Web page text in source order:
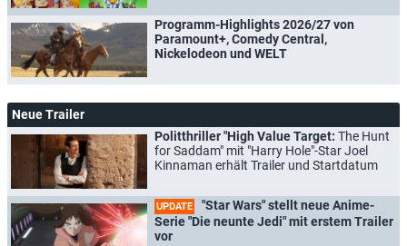
Programm-Highlights 2026/27 von
Paramount+, Comedy Central,
Nickelodeon und WELT
Neue Trailer
Politthriller "High Value Target: The Hunt
for Saddam" mit "Harry Hole"-Star Joel
Kinnaman erhält Trailer und Startdatum
UPDATE
"Star Wars" stellt neue Anime-
Serie "Die neunte Jedi" mit erstem Trailer
vor